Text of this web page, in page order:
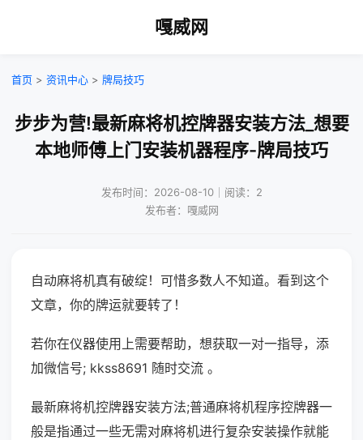
嘎威网
首页 > 资讯中心 > 牌局技巧
步步为营!最新麻将机控牌器安装方法_想要
本地师傅上门安装机器程序-牌局技巧
发布时间：2026-08-10｜阅读：2
发布者：嘎威网
自动麻将机真有破绽！可惜多数人不知道。看到这个
文章，你的牌运就要转了！
若你在仪器使用上需要帮助，想获取一对一指导，添
加微信号; kkss8691 随时交流 。
最新麻将机控牌器安装方法;普通麻将机程序控牌器一
般是指通过一些无需对麻将机进行复杂安装操作就能